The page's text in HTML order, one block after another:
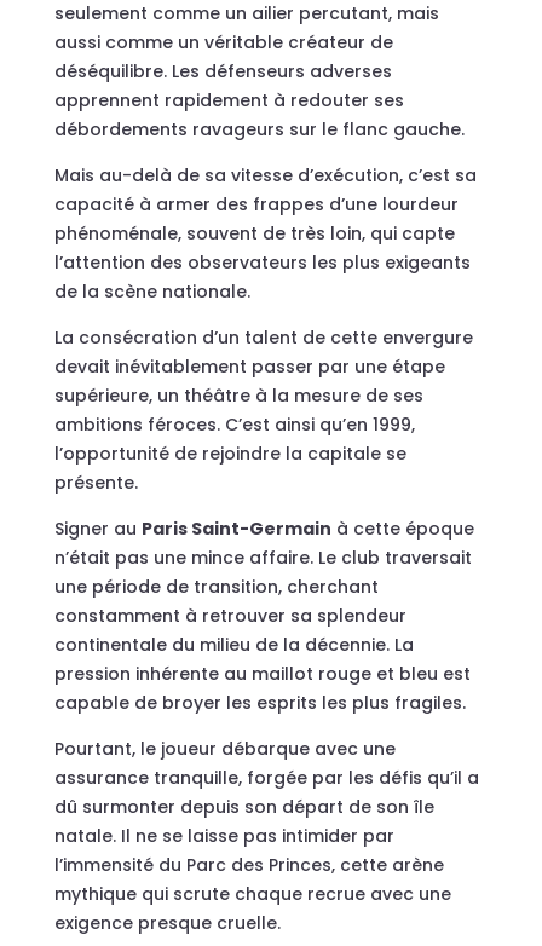
seulement comme un ailier percutant, mais
aussi comme un véritable créateur de
déséquilibre. Les défenseurs adverses
apprennent rapidement à redouter ses
débordements ravageurs sur le flanc gauche.
Mais au-delà de sa vitesse d’exécution, c’est sa
capacité à armer des frappes d’une lourdeur
phénoménale, souvent de très loin, qui capte
l’attention des observateurs les plus exigeants
de la scène nationale.
La consécration d’un talent de cette envergure
devait inévitablement passer par une étape
supérieure, un théâtre à la mesure de ses
ambitions féroces. C’est ainsi qu’en 1999,
l’opportunité de rejoindre la capitale se
présente.
Signer au Paris Saint-Germain à cette époque
n’était pas une mince affaire. Le club traversait
une période de transition, cherchant
constamment à retrouver sa splendeur
continentale du milieu de la décennie. La
pression inhérente au maillot rouge et bleu est
capable de broyer les esprits les plus fragiles.
Pourtant, le joueur débarque avec une
assurance tranquille, forgée par les défis qu’il a
dû surmonter depuis son départ de son île
natale. Il ne se laisse pas intimider par
l’immensité du Parc des Princes, cette arène
mythique qui scrute chaque recrue avec une
exigence presque cruelle.